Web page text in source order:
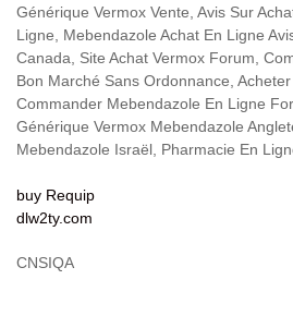
Générique Vermox Vente, Avis Sur
Ligne, Mebendazole Achat En Ligne
Canada, Site Achat Vermox Forum,
Bon Marché Sans Ordonnance, Acheter
Commander Mebendazole En Ligne
Générique Vermox Mebendazole
Mebendazole Israël, Pharmacie En
buy Requip
dlw2ty.com
CNSIQA